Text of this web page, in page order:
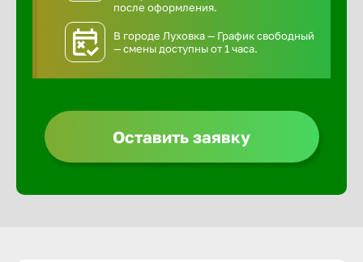
после оформления.
В городе Луховка — График свободный
— смены доступны от 1 часа.
Оставить заявку